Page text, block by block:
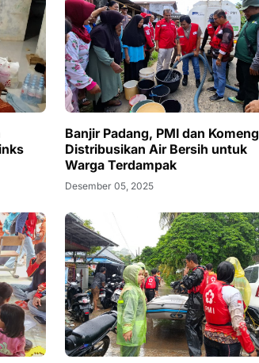
Banjir Padang, PMI dan Komeng
Distribusikan Air Bersih untuk
Warga Terdampak
Desember 05, 2025